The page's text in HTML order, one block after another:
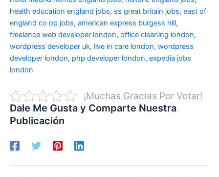
health education england jobs, ss great britain jobs, east of
england co op jobs, american express burgess hill,
freelance web developer london, office cleaning london,
wordpress developer uk, live in care london, wordpress
developer london, php developer london, expedia jobs
london
¡Muchas Gracias Por Votar!
Dale Me Gusta y Comparte Nuestra
Publicación